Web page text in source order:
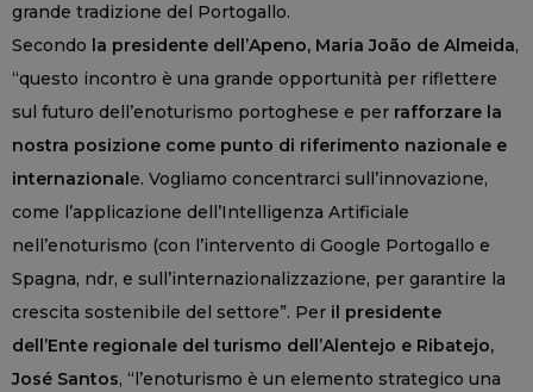
grande tradizione del Portogallo.
Secondo la presidente dell’Apeno, Maria João de Almeida,
“questo incontro è una grande opportunità per riflettere
sul futuro dell’enoturismo portoghese e per rafforzare la
nostra posizione come punto di riferimento nazionale e
internazionale. Vogliamo concentrarci sull’innovazione,
come l’applicazione dell’Intelligenza Artificiale
nell’enoturismo (con l’intervento di Google Portogallo e
Spagna, ndr, e sull’internazionalizzazione, per garantire la
crescita sostenibile del settore”. Per il presidente
dell’Ente regionale del turismo dell’Alentejo e Ribatejo,
José Santos, “l’enoturismo è un elemento strategico una